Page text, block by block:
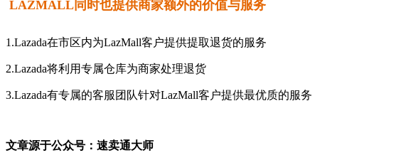
LAZMALL同时也提供商家额外的价值与服务
1.Lazada在市区内为LazMall客户提供提取退货的服务
2.Lazada将利用专属仓库为商家处理退货
3.Lazada有专属的客服团队针对LazMall客户提供最优质的服务
文章源于公众号：速卖通大师